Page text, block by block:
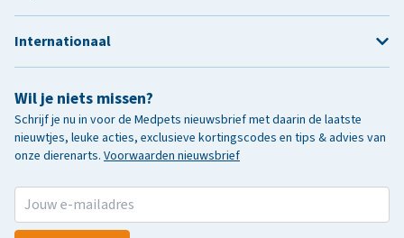
Wil je niets missen?
Schrijf je nu in voor de Medpets nieuwsbrief met daarin de laatste
nieuwtjes, leuke acties, exclusieve kortingscodes en tips & advies van
onze dierenarts. Voorwaarden nieuwsbrief
Internationaal